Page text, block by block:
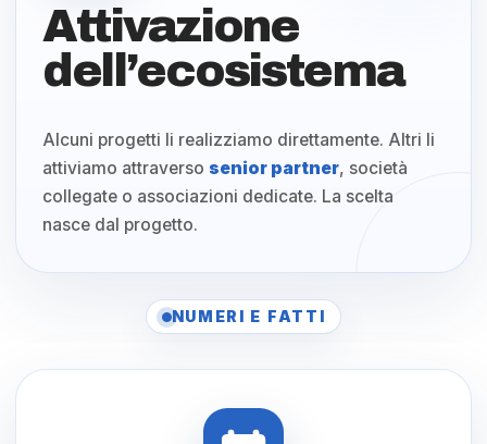
Attivazione
dell’ecosistema
Alcuni progetti li realizziamo direttamente. Altri li
attiviamo attraverso senior partner, società
collegate o associazioni dedicate. La scelta
nasce dal progetto.
NUMERI E FATTI